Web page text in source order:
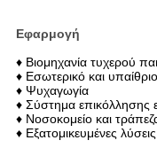
Εφαρμογή
♦ Βιομηχανία τυχερού
♦ Εσωτερικό και
♦ Ψυχαγωγία
♦ Σύστημα επικόλλησης
♦ Νοσοκομείο και
♦ Εξατομικευμένες λύσεις